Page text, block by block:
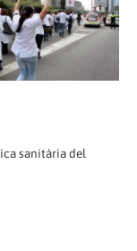
sanitària del